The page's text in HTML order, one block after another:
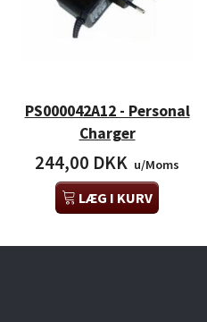
PS000042A12 - Personal
Charger
244,00 DKK u/Moms
LÆG I KURV